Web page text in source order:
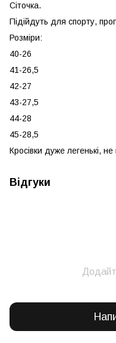
Сіточка.
Підійдуть для спорту,
Розміри:
40-26
41-26,5
42-27
43-27,5
44-28
45-28,5
Кросівки дуже легенькі,
Відгуки